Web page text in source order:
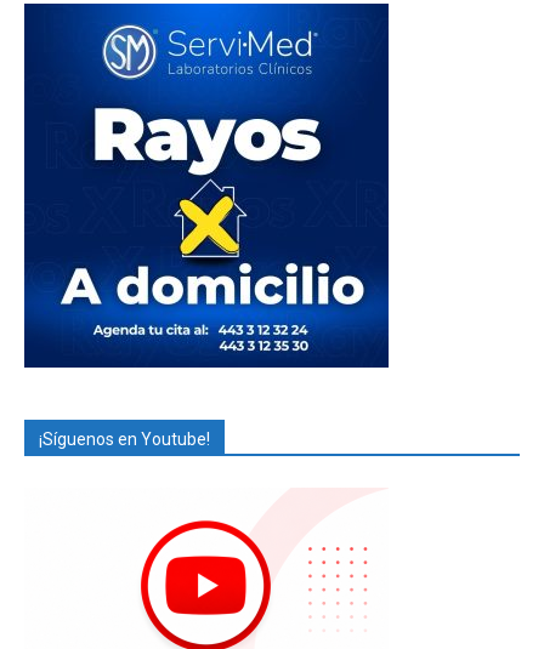
¡Síguenos en Youtube!